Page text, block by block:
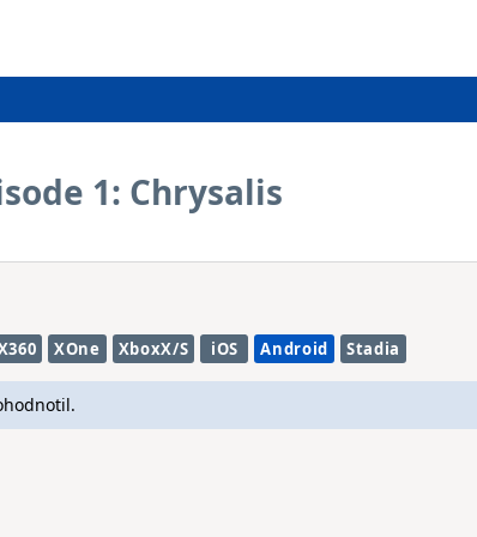
1: Chrysalis
XOne XboxX/S iOS Android Stadia